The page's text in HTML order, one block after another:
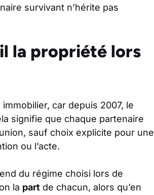
survivant n’hérite pas
la propriété lors
immobilier, car depuis 2007, le
signifie que chaque partenaire
sauf choix explicite pour une
ou l’acte.
du régime choisi lors de
la part de chacun, alors qu’en